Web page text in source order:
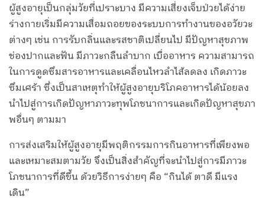
ผู้สูงอายุเป็นกลุ่มวัยที่เปราะบาง มีความเสี่ยงเจ็บป่วยได้ง่าย
ร่างกายเริ่มมีความเสื่อมถอยของระบบการทำงานของอวัยวะ
ต่างๆ เช่น การรับกลิ่นและรสชาติเปลี่ยนไป มีปัญหาสุขภาพ
ช่องปากและฟัน มีภาวะกลืนลำบาก เบื่ออาหาร ความสามารถ
ในการดูดซึมสารอาหารและเคลื่อนไหวลำไส้ลดลง เกิดภาวะ
ซึมเศร้า ซึ่งเป็นสาเหตุทำให้ผู้สูงอายุบริโภคอาหารได้น้อยลง
นำไปสู่การเกิดปัญหาภาวะทุพโภชนาการและเกิดปัญหาสุขภา
พอื่นๆ ตามมา
การส่งเสริมให้ผู้สูงอายุมีพฤติกรรมการกินอาหารที่เพียงพอ
และเหมาะสมตามวัย จึงเป็นสิ่งสำคัญที่จะนำไปสู่การมีภาวะ
โภชนาการที่ดีขึ้น ด้วยวิธีการง่ายๆ คือ “กินได้ ตาดี มีแรง
เดิน”